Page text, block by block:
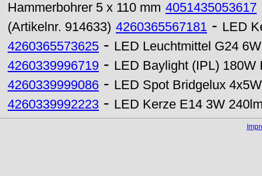
Hammerbohrer 5 x 110 mm 4051435053617
(Artikelnr. 914633) 4260365567181 - LED
4260365573625 - LED Leuchtmittel G24
4260339996719 - LED Baylight (IPL) 180W
4260339999086 - LED Spot Bridgelux
4260339992223 - LED Kerze E14 3W